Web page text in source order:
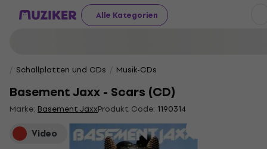
Alle Kategorien
Schallplatten und CDs Musik-CDs
Basement Jaxx - Scars (CD)
Marke: Basement JaxxProdukt Code: 1190314
Video